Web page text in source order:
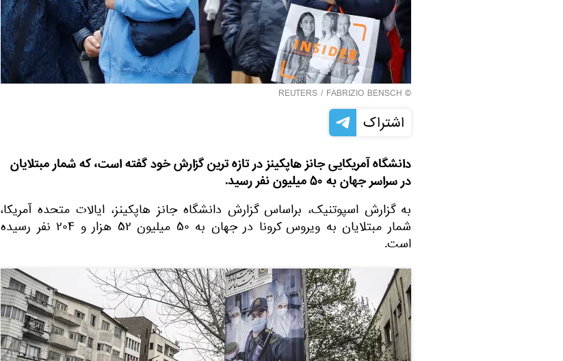
©
REUTERS / FABRIZIO BENSCH
اشتراک
دانشگاه آمریکایی جانز هاپکینز در تازه ترین گزارش خود گفته است، که شمار مبتلایان
در سراسر جهان به ۵۰ میلیون نفر رسید.
به گزارش اسپوتنیک، براساس گزارش دانشگاه جانز هاپکینز، ایالات متحده آمریکا،
شمار مبتلایان به ویروس کرونا در جهان به ۵۰ میلیون ۵۲ هزار و ۲۰۴ نفر رسیده
است.